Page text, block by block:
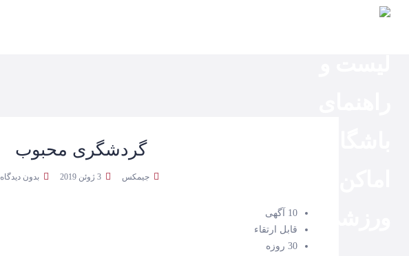
صفحه
گردشگری محبوب
جیمکس بدون دیدگاه
10 آگهی
قابل ارتقاء
30 روزه